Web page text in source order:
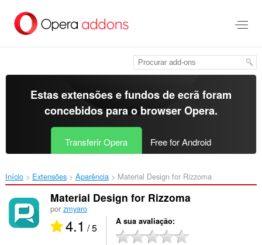
para
Estas extensões e fundos de ecrã foram
concebidos para o browser Opera.
Transferir Opera Free for Android
Início Extensões Aparência Material Design for Rizzoma‎
Material Design for Rizzoma
por zmyaro
4.1 / 5 A sua avaliação